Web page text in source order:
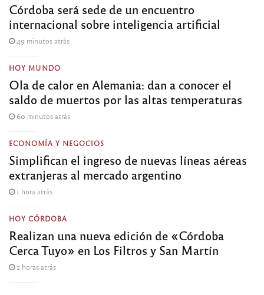
Córdoba será sede de un encuentro
internacional sobre inteligencia artificial
49 minutos atrás
HOY MUNDO
Ola de calor en Alemania: dan a conocer el
saldo de muertos por las altas temperaturas
60 minutos atrás
ECONOMÍA Y NEGOCIOS
Simplifican el ingreso de nuevas líneas aéreas
extranjeras al mercado argentino
1 hora atrás
HOY CÓRDOBA
Realizan una nueva edición de «Córdoba
Cerca Tuyo» en Los Filtros y San Martín
2 horas atrás